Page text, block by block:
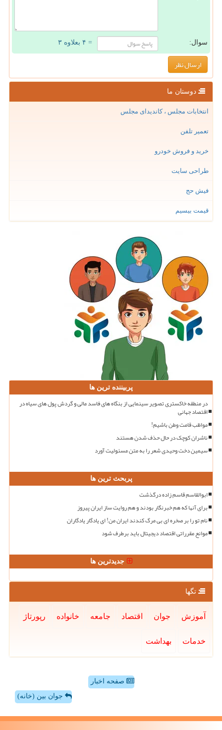
سوال: = ۴ بعلاوه ۳
دوستان ما
انتخابات مجلس ، کاندیدای مجلس
تعمیر تلفن
خرید و فروش خودرو
طراحی سایت
فیش حج
قیمت بیسیم
پربیننده ترین ها
در منطقه خاکستری تصویر سینمایی از بنگاه های فاسد مالی و گردش پول های سیاه در
اقتصاد جهانی
مواظب قامت وطن باشیم!
ناشران کوچک در حال حذف شدن هستند
سیمین دخت وحیدی شعر را به متن مسئولیت آورد
پربحث ترین ها
ابوالقاسم قاسم زاده درگذشت
برای آنها که هم خبرنگار بودند و هم روایت ساز ایران پیروز
نام تو را بر صخره ای بی مرگ کندند ایران من! ای یادگار یادگاران
موانع مقرراتی اقتصاد دیجیتال باید برطرف شود
جدیدترین ها
تگها
آموزش جوان اقتصاد جامعه خانواده رپورتاژ
خدمات بهداشت
صفحه اخبار
جوان بین (خانه)